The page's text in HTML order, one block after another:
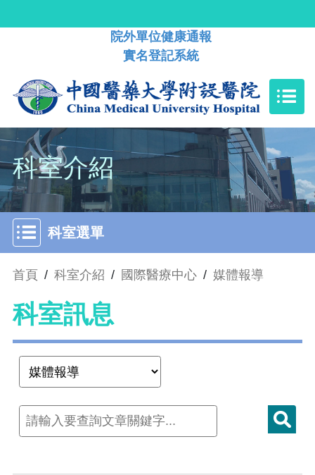
院外單位健康通報
實名登記系統
科室介紹
科室選單
首頁 / 科室介紹 / 國際醫療中心 / 媒體報導
科室訊息